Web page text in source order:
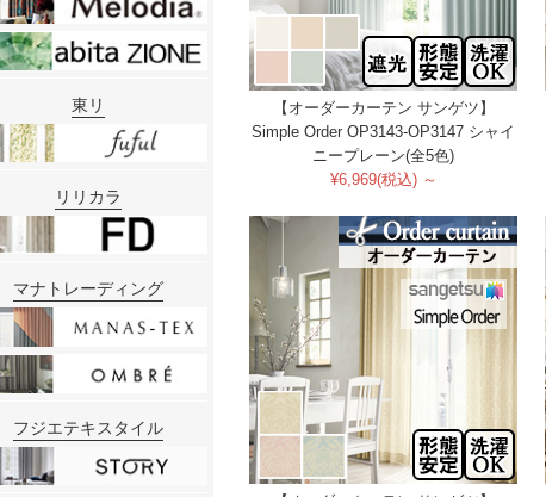
【オーダーカーテン サンゲツ】
Simple Order OP3143-OP3147 シャイ
ニープレーン(全5色)
¥6,969(税込) ～
東リ
リリカラ
マナトレーディング
フジエテキスタイル